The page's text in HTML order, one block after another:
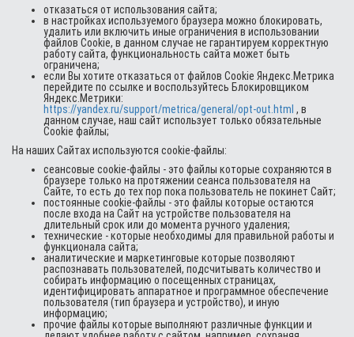
отказаться от использования сайта;
в настройках используемого браузера можно блокировать,
удалить или включить иные ограничения в использовании
файлов Cookie, в данном случае не гарантируем корректную
работу сайта, функциональность сайта может быть
ограничена;
если Вы хотите отказаться от файлов Cookie Яндекс.Метрика
перейдите по ссылке и воспользуйтесь Блокировщиком
Яндекс.Метрики:
https://yandex.ru/support/metrica/general/opt-out.html , в
данном случае, наш сайт использует только обязательные
Cookie файлы;
На наших Сайтах используются cookie-файлы:
сеансовые cookie-файлы - это файлы которые сохраняются в
браузере только на протяжении сеанса пользователя на
Сайте, то есть до тех пор пока пользователь не покинет Сайт;
постоянные cookie-файлы - это файлы которые остаются
после входа на Сайт на устройстве пользователя на
длительный срок или до момента ручного удаления;
технические - которые необходимы для правильной работы и
функционала сайта;
аналитические и маркетинговые которые позволяют
распознавать пользователей, подсчитывать количество и
собирать информацию о посещенных страницах,
идентифицировать аппаратное и программное обеспечение
пользователя (тип браузера и устройство), и иную
информацию;
прочие файлы которые выполняют различные функции и